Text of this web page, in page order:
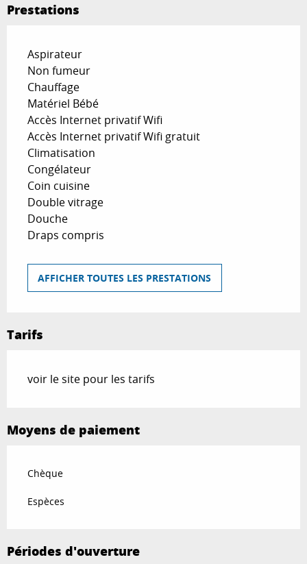
Prestations
Aspirateur
Non fumeur
Chauffage
Matériel Bébé
Accès Internet privatif Wifi
Accès Internet privatif Wifi gratuit
Climatisation
Congélateur
Coin cuisine
Double vitrage
Douche
Draps compris
AFFICHER TOUTES LES PRESTATIONS
Tarifs
voir le site pour les tarifs
Moyens de paiement
Chèque
Espèces
Périodes d'ouverture